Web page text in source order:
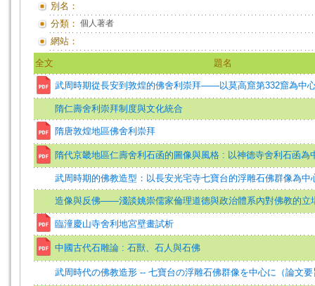
別名：
分類： 個人著者
網站：
全文 題名
武周時期從長安到敦煌的佛舍利崇拜——以莫高窟第332窟為中
隋仁壽舍利崇拜制度與文化統合
隋唐敦煌地區佛舍利崇拜
隋代京畿地區仁壽舍利石函的圖像與風格 : 以神德寺舍利石函為
武周時期的佛教造型：以長安光宅寺七寶台的浮雕石佛群像為中
造像與反佛——淺談姚崇儒家倫理道德與政治體系內對佛教的立
臨潼慶山寺舍利地宮壁畫試析
中國古代石雕論 : 石獸、石人與石佛
武周時代の佛教造形 -- 七寶台の浮雕石佛群像を中心に（論文要